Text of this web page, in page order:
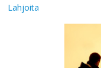
Lahjoita